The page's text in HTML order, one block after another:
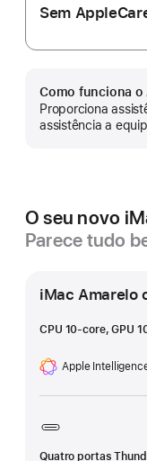
Sem
Como funciona o
Proporciona
assistência a
O seu novo
Parece tudo
iMac Amarelo
CPU 10‑core, GPU
Apple
Nota
Quatro portas